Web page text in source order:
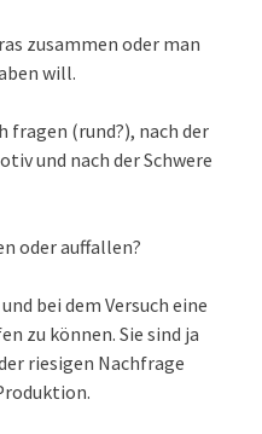
zusammen oder man
will.
fragen (rund?), nach der
und nach der Schwere
oder auffallen?
bei dem Versuch eine
zu können. Sie sind ja
riesigen Nachfrage